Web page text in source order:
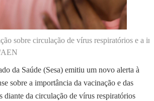
sobre circulação de vírus respiratórios e a
AEN
da Saúde (Sesa) emitiu um novo alerta à
sobre a importância da vacinação e das
diante da circulação de vírus respiratórios